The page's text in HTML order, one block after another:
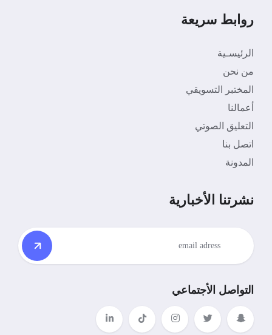
روابط سريعة
الرئيسـية
من نحن
المختبر التسويقي
أعمالنا
التعليق الصوتي
اتصل بنا
المدونة
نشرتنا الأخبارية
التواصل الأجتماعي